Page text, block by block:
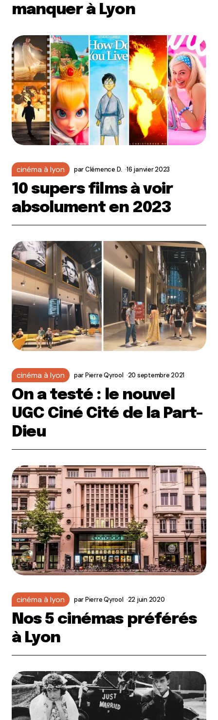
manquer à Lyon
cinéma à lyon parClémence D. 16 janvier 2023
10 supers films à voir
absolument en 2023
cinéma à lyon parPierre Qyrool 20 septembre 2021
On a testé : le nouvel
UGC Ciné Cité de la Part-
Dieu
cinéma à lyon parPierre Qyrool 22 juin 2020
Nos 5 cinémas préférés
à Lyon